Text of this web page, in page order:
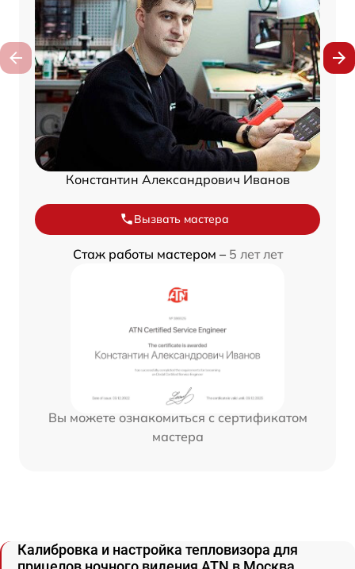
Константин Александрович Иванов
Вызвать мастера
Стаж работы мастером – 5 лет лет
Вы можете ознакомиться с сертификатом
мастера
Калибровка и настройка тепловизора для